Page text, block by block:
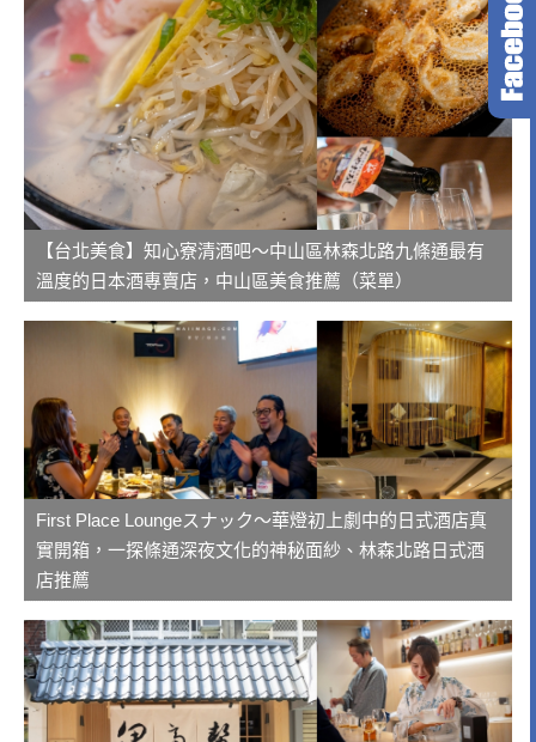
【台北美食】知心寮清酒吧～中山區林森北路九條通最有
溫度的日本酒專賣店，中山區美食推薦（菜單）
First Place Loungeスナック～華燈初上劇中的日式酒店真
實開箱，一探條通深夜文化的神秘面紗、林森北路日式酒
店推薦